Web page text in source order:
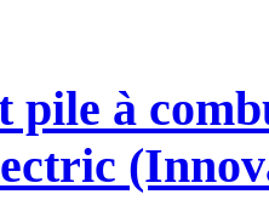
pile à